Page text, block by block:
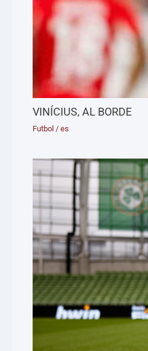
VINÍCIUS, AL BORDE
Futbol /es